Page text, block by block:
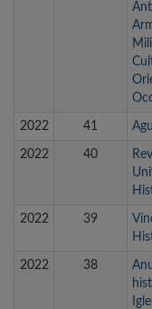
2022 41
2022 40
2022 39
2022 38